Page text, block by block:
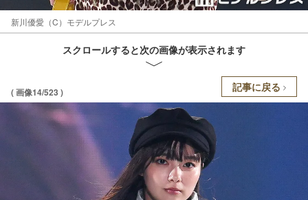
新川優愛（C）モデルプレス
スクロールすると次の画像が表示されます
( 画像14/523 ) 記事に戻る